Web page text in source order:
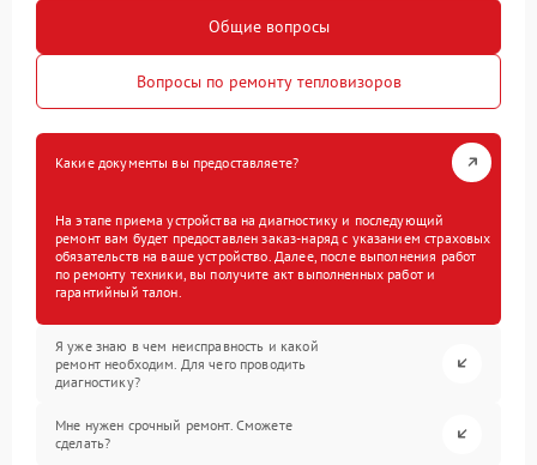
Общие вопросы
Вопросы по ремонту тепловизоров
Какие документы вы предоставляете?
На этапе приема устройства на диагностику и последующий
ремонт вам будет предоставлен заказ-наряд с указанием страховых
обязательств на ваше устройство. Далее, после выполнения работ
по ремонту техники, вы получите акт выполненных работ и
гарантийный талон.
Я уже знаю в чем неисправность и какой
ремонт необходим. Для чего проводить
диагностику?
Мне нужен срочный ремонт. Сможете
сделать?